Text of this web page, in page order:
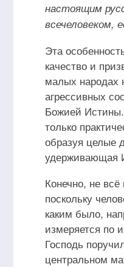
настоящим
всечеловеком,
Эта
качество и
малых народах
агрессивных
Божией Истины.
только
образуя целые
удерживающая
Конечно, не
поскольку
каким было,
измеряется по
Господь
центральном